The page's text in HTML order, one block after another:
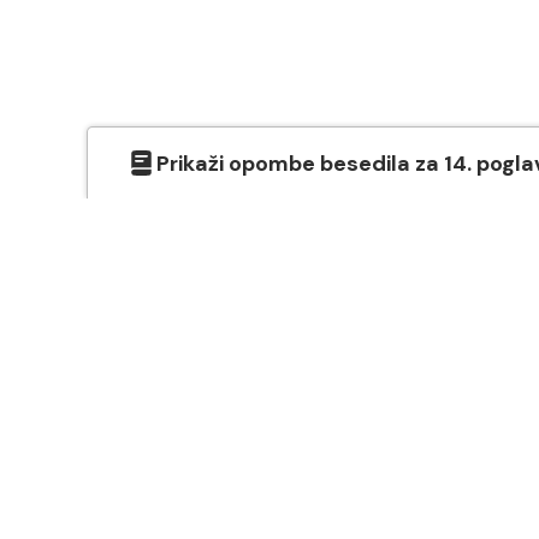
Prikaži opombe besedila za 14.